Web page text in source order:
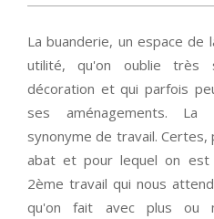
La buanderie, un espace de
utilité, qu'on oublie très
décoration et qui parfois
ses aménagements. La
synonyme de travail.
abat et pour lequel on est
2ème travail qui nous
qu'on fait avec plus ou